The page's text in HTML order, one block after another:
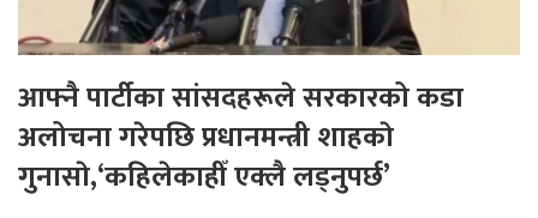
आफ्नै पार्टीका सांसदहरूले सरकारको कडा
अलोचना गरेपछि प्रधानमन्त्री शाहकाे
गुनासाे,‘कहिलेकाहीँ एक्लै लड्नुपर्छ’